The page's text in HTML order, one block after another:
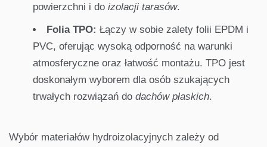
powierzchni i do izolacji tarasów.
Folia TPO: Łączy w sobie zalety folii EPDM i
PVC, oferując wysoką odporność na warunki
atmosferyczne oraz łatwość montażu. TPO jest
doskonałym wyborem dla osób szukających
trwałych rozwiązań do dachów płaskich.
Wybór materiałów hydroizolacyjnych zależy od